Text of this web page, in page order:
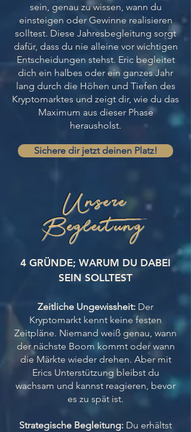
sein, genau zu wissen, wann du
einsteigen oder Gewinne realisieren
solltest. Diese Jahresbegleitung sorgt
dafür, dass du nie alleine vor wichtigen
Entscheidungen stehst. Eric begleitet
dich ein halbes oder ein ganzes Jahr
lang durch die Höhen und Tiefen des
Kryptomarktes und zeigt dir, wie du das
Maximum aus dieser Phase
herausholst.
Sichere dir jetzt deinen Platz!
Unsere
Begleitung
4 GRÜNDE; WARUM DU DABEI
SEIN SOLLTEST
Zeitliche Ungewissheit: Der
Kryptomarkt kennt keine festen
Zeitpläne. Niemand weiß genau, wann
der nächste Boom kommt oder wann
die Märkte wieder drehen. Aber mit
Erics Unterstützung bleibst du
wachsam und kannst reagieren, bevor
es zu spät ist.
Strategische Begleitung: Du erhältst